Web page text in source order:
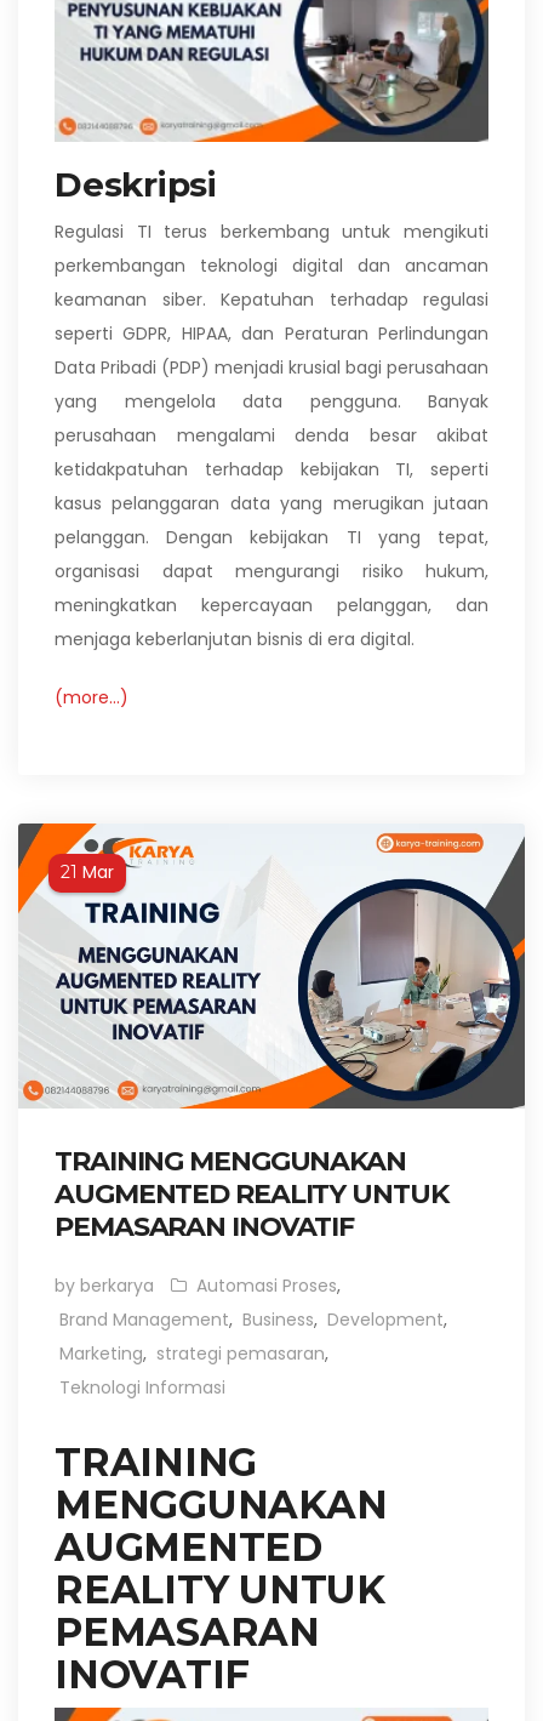
Deskripsi
Regulasi TI terus berkembang untuk mengikuti
perkembangan teknologi digital dan ancaman
keamanan siber. Kepatuhan terhadap regulasi
seperti GDPR, HIPAA, dan Peraturan Perlindungan
Data Pribadi (PDP) menjadi krusial bagi perusahaan
yang mengelola data pengguna. Banyak
perusahaan mengalami denda besar akibat
ketidakpatuhan terhadap kebijakan TI, seperti
kasus pelanggaran data yang merugikan jutaan
pelanggan. Dengan kebijakan TI yang tepat,
organisasi dapat mengurangi risiko hukum,
meningkatkan kepercayaan pelanggan, dan
menjaga keberlanjutan bisnis di era digital.
(more…)
21 Mar
TRAINING MENGGUNAKAN
AUGMENTED REALITY UNTUK
PEMASARAN INOVATIF
by berkarya Automasi Proses,
Brand Management, Business, Development,
Marketing, strategi pemasaran,
Teknologi Informasi
TRAINING
MENGGUNAKAN
AUGMENTED
REALITY UNTUK
PEMASARAN
INOVATIF